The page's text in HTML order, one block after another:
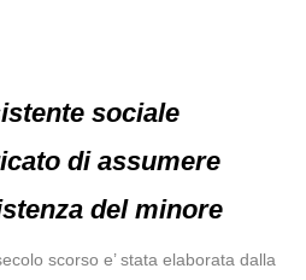
sociale
di assumere
del minore
scorso e’ stata elaborata dalla